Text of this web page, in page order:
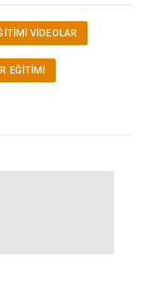
VİDEOLAR
EĞITIMI